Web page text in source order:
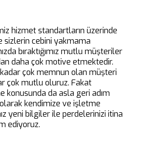
hizmet standartların üzerinde
cebini yakmama
bıraktığımız mutlu müşteriler
daha çok motive etmektedir.
çok memnun olan müşteri
çok mutlu oluruz. Fakat
konusunda da asla geri adım
kendimize ve işletme
yeni bilgiler ile perdelerinizi itina
ediyoruz.